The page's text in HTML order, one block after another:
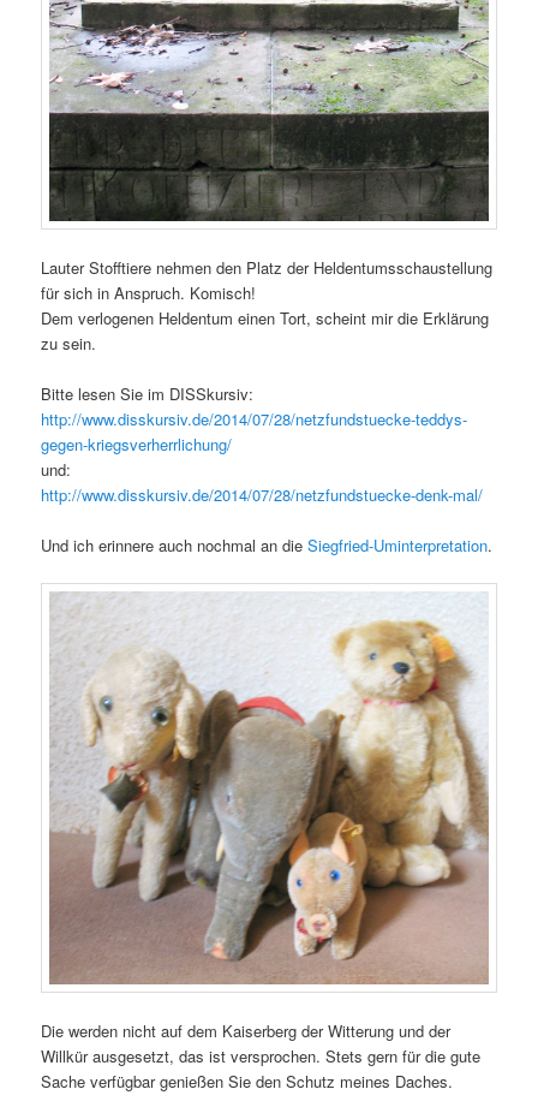
Lauter Stofftiere nehmen den Platz der Heldentumsschaustellung
für sich in Anspruch. Komisch!
Dem verlogenen Heldentum einen Tort, scheint mir die Erklärung
zu sein.
Bitte lesen Sie im DISSkursiv:
http://www.disskursiv.de/2014/07/28/netzfundstuecke-teddys-
gegen-kriegsverherrlichung/
und:
http://www.disskursiv.de/2014/07/28/netzfundstuecke-denk-mal/
Und ich erinnere auch nochmal an dieSiegfried-Uminterpretation.
Die werden nicht auf dem Kaiserberg der Witterung und der
Willkür ausgesetzt, das ist versprochen. Stets gern für die gute
Sache verfügbar genießen Sie den Schutz meines Daches.